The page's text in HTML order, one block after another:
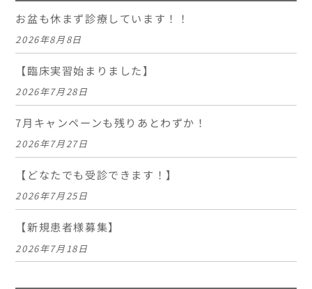
お盆も休まず診療しています！！
2026年8月8日
【臨床実習始まりました】
2026年7月28日
7月キャンペーンも残りあとわずか！
2026年7月27日
【どなたでも受診できます！】
2026年7月25日
【新規患者様募集】
2026年7月18日